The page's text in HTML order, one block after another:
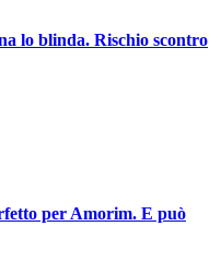
lo blinda. Rischio scontro
per Amorim. E può